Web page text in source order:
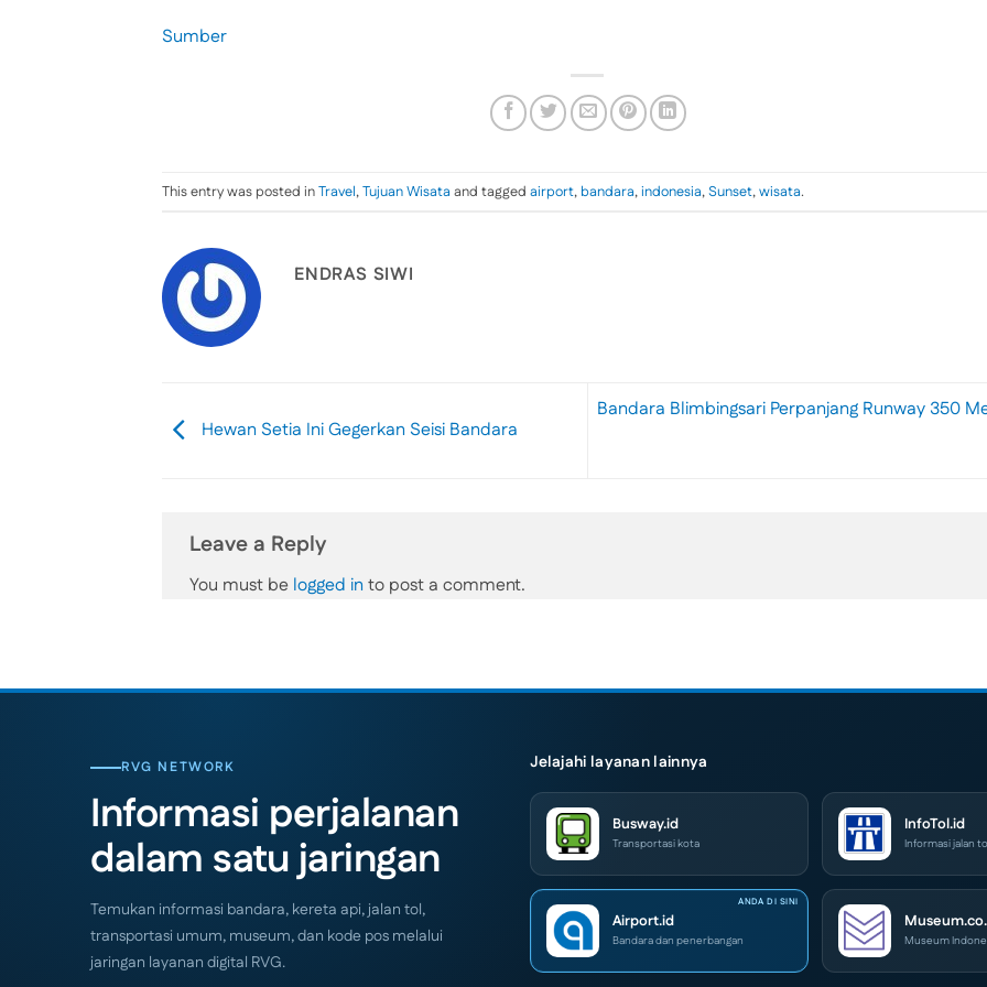
Sumber
This entry was posted inTravel,Tujuan Wisataand tagged airport, bandara,indonesia,Sunset,wisata.
ENDRAS SIWI
Hewan Setia Ini Gegerkan Seisi Bandara
Bandara Blimbingsari Perpanjang Runway 350
Leave a Reply
You must be logged in to post a comment.
RVG NETWORK
Informasi perjalanan
dalam satu jaringan
Temukan informasi bandara, kereta api, jalan tol,
transportasi umum, museum, dan kode pos melalui
jaringan layanan digital RVG.
Jelajahi layanan lainnya
Busway.id
Transportasi kota
InfoTol.id
Informasi jalan
Airport.id
Bandara dan penerbangan Museum